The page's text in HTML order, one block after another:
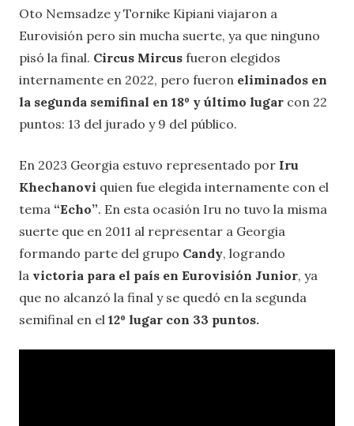
Oto Nemsadze y Tornike Kipiani viajaron a
Eurovisión pero sin mucha suerte, ya que ninguno
pisó la final. Circus Mircus fueron elegidos
internamente en 2022, pero fueron eliminados en
la segunda semifinal en 18º y último lugar con 22
puntos: 13 del jurado y 9 del público.
En 2023 Georgia estuvo representado por Iru
Khechanovi quien fue elegida internamente con el
tema “Echo”. En esta ocasión Iru no tuvo la misma
suerte que en 2011 al representar a Georgia
formando parte del grupo Candy, logrando
la victoria para el país en Eurovisión Junior, ya
que no alcanzó la final y se quedó en la segunda
semifinal en el 12º lugar con 33 puntos.